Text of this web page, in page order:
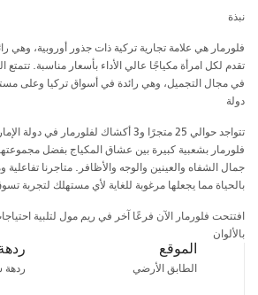
نبذة
فلورمار هي علامة تجارية تركية ذات جذور أوروبية، وهي
دولة
تتواجد حوالي 25 متجرًا و3 أكشاك لفلورمار
فلورمار بشعبية كبيرة بين عشاق المكياج بفضل
جمال الشفاه والعينين والوجه والأظافر. متاجرنا تفاعلية
بالحياة مما يجعلها مرغوبة للغاية لأي مستهلك لتجربة
افتتحت فلورمار الآن فرعًا آخر في ريم مول لتلبية
بالألوان
الموقع
الطابق الأرضي ردهة